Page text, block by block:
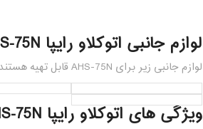
لوازم جانبی اتوکلاو رایپا Raypa Autoclave AHS-75N
لوازم جانبی زیر برای AHS-75N قابل تهیه هستند.
ویژگی های اتوکلاو رایپا Raypa Autoclave AHS-75N